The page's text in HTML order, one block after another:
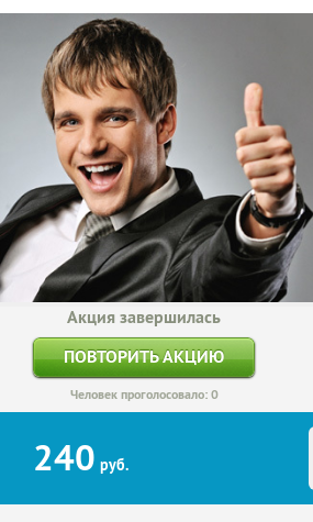
Акция завершилась
ПОВТОРИТЬ АКЦИЮ
Человек проголосовало: 0
240 руб.